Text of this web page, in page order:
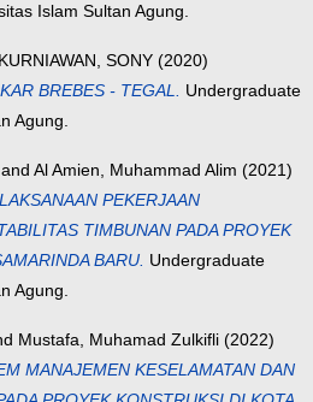
Islam Sultan Agung.
KURNIAWAN, SONY (2020)
BREBES - TEGAL. Undergraduate
Agung.
and Al Amien, Muhammad Alim (2021)
PEKERJAAN
TIMBUNAN PADA PROYEK
BARU. Undergraduate
Agung.
Mustafa, Muhamad Zulkifli (2022)
MANAJEMEN KESELAMATAN DAN